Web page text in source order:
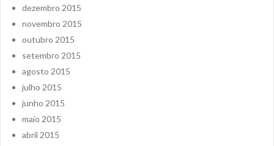
dezembro 2015
novembro 2015
outubro 2015
setembro 2015
agosto 2015
julho 2015
junho 2015
maio 2015
abril 2015